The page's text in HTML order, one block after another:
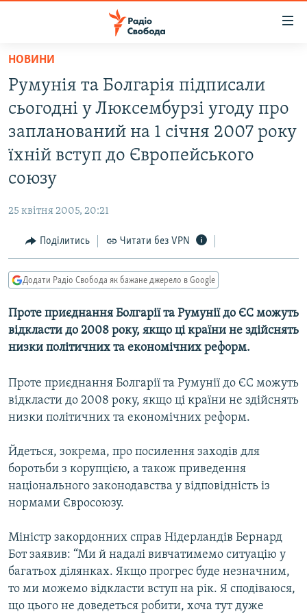
Перейти
основного
матеріалу
до
основної
навігації
Перейти
до
ВСЕ ЗА ДОБУ
ПОЛІТИКА
СПОРТ
УКРАЇНА
ВІЙНА
РОСІЙСЬКА «ФІЛЬТРАЦІЯ»
ТИ ЯК?
СХЕМИ
МУЛЬТИМЕДІА
ФОТО
ПОДКАСТИ
РУС
УКР
КТАТ
ДОЛУЧАЙСЯ!
НОВИНИ
Румунія та Болгарія підписали
сьогодні у Люксембурзі угоду про
запланований на 1 січня 2007 року
їхній вступ до Європейського
союзу
25 квітня 2005, 20:21
Поділитись Читати без VPN
Додати Радіо Свобода як бажане джерело в Google
Проте приєднання Болгарії та Румунії до ЄС можуть
відкласти до 2008 року, якщо ці країни не здійснять
низки політичних та економічних реформ.
Проте приєднання Болгарії та Румунії до ЄС можуть
відкласти до 2008 року, якщо ці країни не здійснять
низки політичних та економічних реформ.
Йдеться, зокрема, про посилення заходів для
боротьби з корупцією, а також приведення
національного законодавства у відповідність із
нормами Євросоюзу.
Міністр закордонних справ Нідерландів Бернард
Бот заявив: “Ми й надалі вивчатимемо ситуацію у
багатьох ділянках. Якщо прогрес буде незначним,
то ми можемо відкласти вступ на рік. Я сподіваюся,
що цього не доведеться робити, хоча тут дуже